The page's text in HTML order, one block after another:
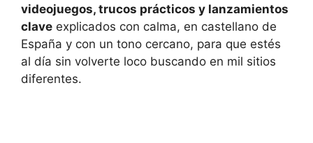
videojuegos, trucos prácticos y lanzamientos
clave explicados con calma, en castellano de
España y con un tono cercano, para que estés
al día sin volverte loco buscando en mil sitios
diferentes.